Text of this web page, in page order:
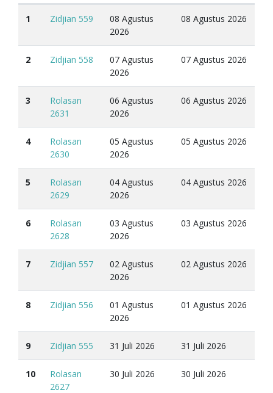
1 Zidjian 559
08 Agustus
2026
08 Agustus 2026
2 Zidjian 558
07 Agustus
2026
07 Agustus 2026
3
Rolasan
2631
06 Agustus
2026
06 Agustus 2026
4
Rolasan
2630
05 Agustus
2026
05 Agustus 2026
5
Rolasan
2629
04 Agustus
2026
04 Agustus 2026
6
Rolasan
2628
03 Agustus
2026
03 Agustus 2026
7 Zidjian 557
02 Agustus
2026
02 Agustus 2026
8 Zidjian 556
01 Agustus
2026
01 Agustus 2026
9 Zidjian 555 31 Juli 2026 31 Juli 2026
10
Rolasan
2627
30 Juli 2026 30 Juli 2026